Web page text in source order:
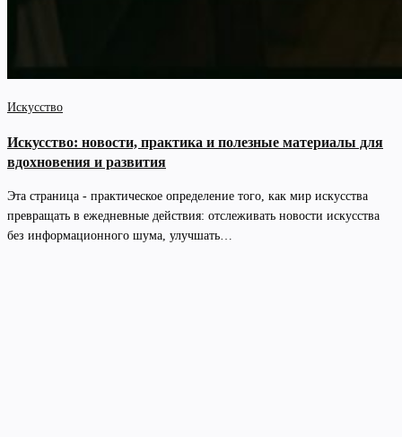
Искусство
Искусство: новости, практика и полезные материалы для
вдохновения и развития
Эта страница - практическое определение того, как мир искусства
превращать в ежедневные действия: отслеживать новости искусства
без информационного шума, улучшать…